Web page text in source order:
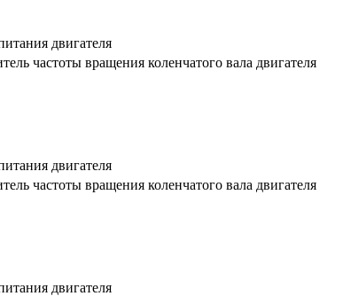
двигателя
частоты вращения коленчатого вала двигателя
двигателя
частоты вращения коленчатого вала двигателя
двигателя